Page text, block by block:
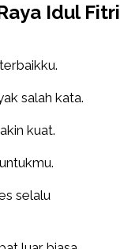
Idul Fitri
salah kata.
kuat.
selalu